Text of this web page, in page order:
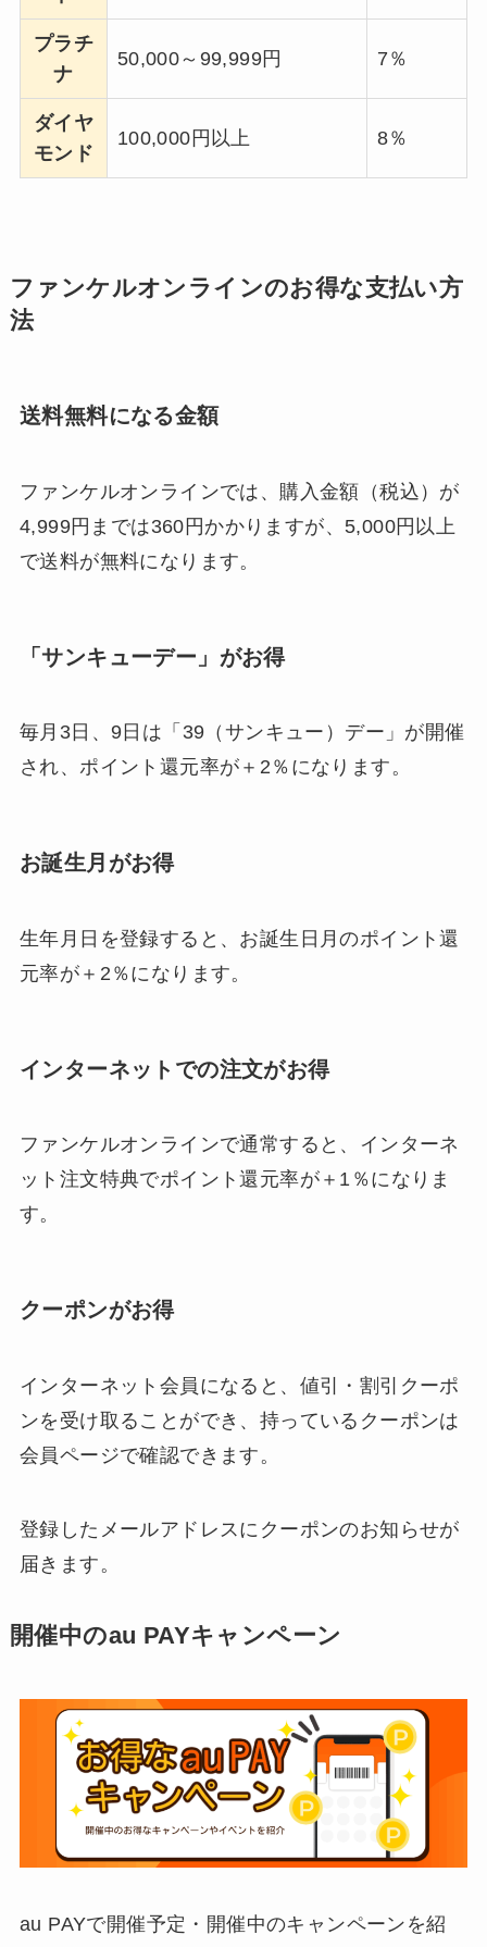
プラチ
ナ
50,000～99,999円 7％
ダイヤ
モンド
100,000円以上 8％
ファンケルオンラインのお得な支払い方
法
送料無料になる金額
ファンケルオンラインでは、購入金額（税込）が
4,999円までは360円かかりますが、5,000円以上
で送料が無料になります。
「サンキューデー」がお得
毎月3日、9日は「39（サンキュー）デー」が開催
され、ポイント還元率が＋2％になります。
お誕生月がお得
生年月日を登録すると、お誕生日月のポイント還
元率が＋2％になります。
インターネットでの注文がお得
ファンケルオンラインで通常すると、インターネ
ット注文特典でポイント還元率が＋1％になりま
す。
クーポンがお得
インターネット会員になると、値引・割引クーポ
ンを受け取ることができ、持っているクーポンは
会員ページで確認できます。
登録したメールアドレスにクーポンのお知らせが
届きます。
開催中のau PAYキャンペーン
au PAYで開催予定・開催中のキャンペーンを紹